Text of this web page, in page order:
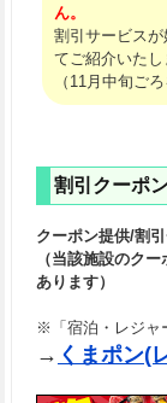
ん。
割引サービス
てご紹介いたし
（11月中旬ごろ
割引クーポ
クーポン提供/割
（当該施設のク
あります）
※「宿泊・レジャ
→ くまポン(